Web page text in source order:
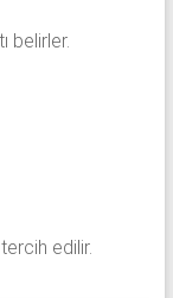
belirler.
edilir.